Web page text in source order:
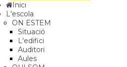
Inici
L'escola
ON ESTEM
Situació
L'edifici
Auditori
Aules